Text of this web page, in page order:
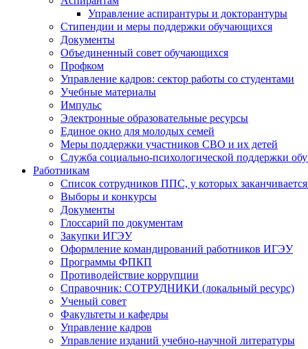
Управление аспирантуры и докторантуры
Стипендии и меры поддержки обучающихся
Документы
Объединенный совет обучающихся
Профком
Управление кадров: сектор работы со студентами
Учебные материалы
Импульс
Электронные образовательные ресурсы
Единое окно для молодых семей
Меры поддержки участников СВО и их детей
Служба социально-психологической поддержки
Работникам
Список сотрудников ППС, у которых заканчивается
Выборы и конкурсы
Документы
Глоссарий по документам
Закупки ИГЭУ
Оформление командирований работников ИГЭУ
Программы ФПКП
Противодействие коррупции
Справочник: СОТРУДНИКИ (локальный ресурс)
Ученый совет
Факультеты и кафедры
Управление кадров
Управление изданий учебно-научной литературы